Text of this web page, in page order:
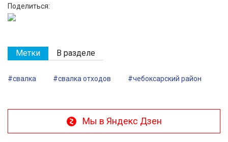
Поделиться:
Метки В разделе
#свалка #свалка отходов #чебоксарский район
Мы в Яндекс Дзен